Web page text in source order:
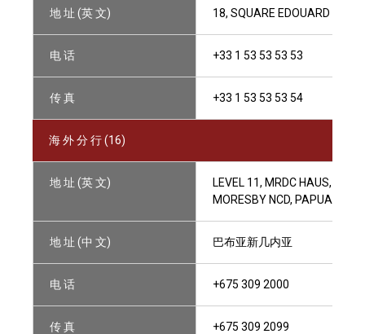
地 址 (英 文) 18, SQUARE EDOUARD VII,
电 话 +33 1 53 53 53 53
传 真 +33 1 53 53 53 54
海 外 分 行 (16)
地 址 (英 文)
LEVEL 11, MRDC HAUS, CNR
MORESBY NCD, PAPUA NEW
地 址 (中 文) 巴布亚新几内亚
电 话 +675 309 2000
传 真 +675 309 2099